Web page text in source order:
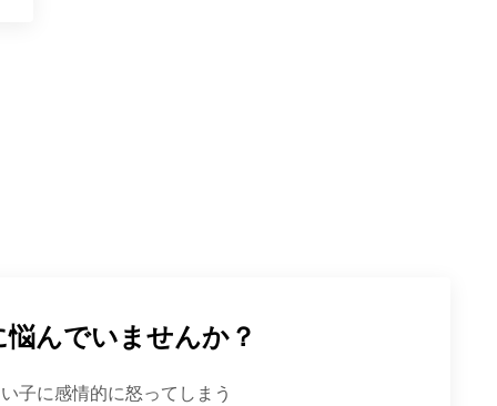
んでいませんか？
子に感情的に怒ってしまう